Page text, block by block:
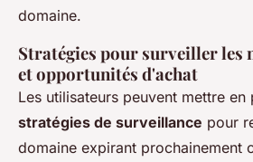
domaine.
Stratégies pour surveiller les
et opportunités d'achat
Les utilisateurs peuvent mettre en
stratégies de surveillance pour
domaine expirant prochainement